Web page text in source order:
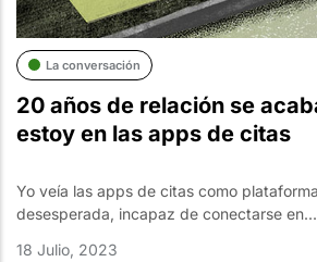
La conversación
20 años de relación se
estoy en las apps de citas
Yo veía las apps de citas como
desesperada, incapaz de conectarse en...
18 Julio, 2023